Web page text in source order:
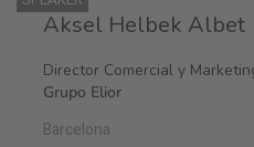
Aksel Helbek Albet
Director Comercial y
Grupo Elior
Barcelona